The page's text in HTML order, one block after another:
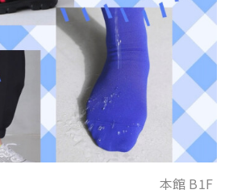
本館 B1F